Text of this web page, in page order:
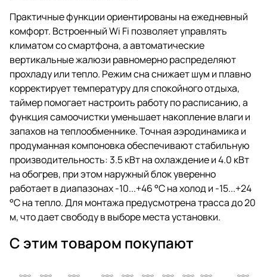
Практичные функции ориентированы на ежедневный
комфорт. Встроенный Wi Fi позволяет управлять
климатом со смартфона, а автоматические
вертикальные жалюзи равномерно распределяют
прохладу или тепло. Режим сна снижает шум и плавно
корректирует температуру для спокойного отдыха,
таймер помогает настроить работу по расписанию, а
функция самоочистки уменьшает накопление влаги и
запахов на теплообменнике. Точная аэродинамика и
продуманная компоновка обеспечивают стабильную
производительность: 3.5 кВт на охлаждение и 4.0 кВт
на обогрев, при этом наружный блок уверенно
работает в диапазонах -10...+46 °C на холод и -15...+24
°C на тепло. Для монтажа предусмотрена трасса до 20
м, что дает свободу в выборе места установки.
С этим товаром покупают